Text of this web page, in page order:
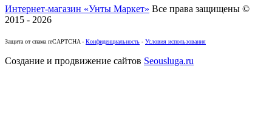
Интернет-магазин «Унты Маркет» Все права защищены ©
2015 - 2026
Защита от спама reCAPTCHA - Конфиденциальность - Условия использования
Создание и продвижение сайтов Seousluga.ru